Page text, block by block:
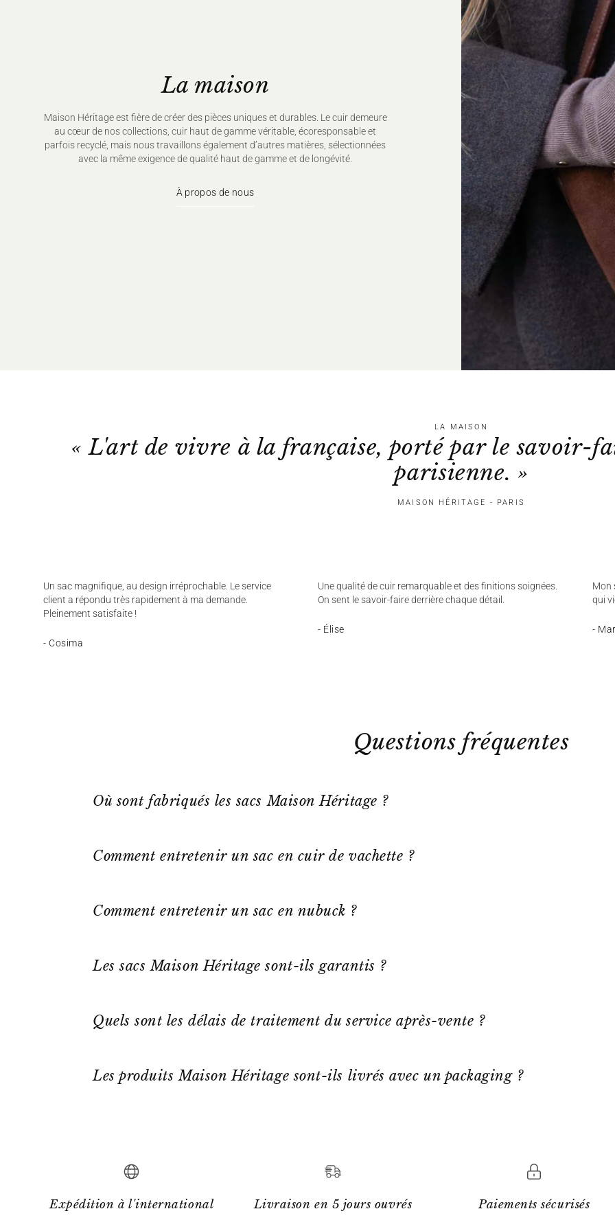
Ne pas javelliser
Ne pas sécher en tambour
Repassage à
110°C, (sur l'envers)
Nettoyage à sec délicat
Sécher à plat
Pour plus de conseils
La maison
Maison Héritage est fière de créer des pièces uniques et durables. Le cuir demeure
au cœur de nos collections, cuir haut de gamme véritable, écoresponsable et
parfois recyclé, mais nous travaillons également d’autres matières, sélectionnées
avec la même exigence de qualité haut de gamme et de longévité.
À propos de nous
LA MAISON
« L'art de vivre à la française, porté par le savoir-
parisienne. »
MAISON HÉRITAGE - PARIS
Un sac magnifique, au design irréprochable. Le service
client a répondu très rapidement à ma demande.
Pleinement satisfaite !
- Cosima
Une qualité de cuir remarquable et des finitions soignées.
On sent le savoir-faire derrière chaque détail.
- Élise
Mon
qui
-
Questions fréquentes
Où sont fabriqués les sacs Maison Héritage ?
Comment entretenir un sac en cuir de vachette ?
Comment entretenir un sac en nubuck ?
Les sacs Maison Héritage sont-ils garantis ?
Quels sont les délais de traitement du service après-vente ?
Les produits Maison Héritage sont-ils livrés avec un packaging ?
Expédition à l'international Livraison en 5 jours ouvrés Paiements sécurisés